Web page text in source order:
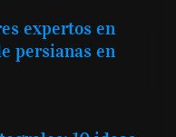
expertos en
persianas en